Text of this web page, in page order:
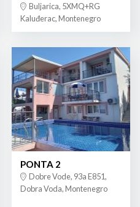
Buljarica, 5XMQ+RG
Kaluđerac, Montenegro
PONTA 2
Dobre Vode, 93a E851,
Dobra Voda, Montenegro